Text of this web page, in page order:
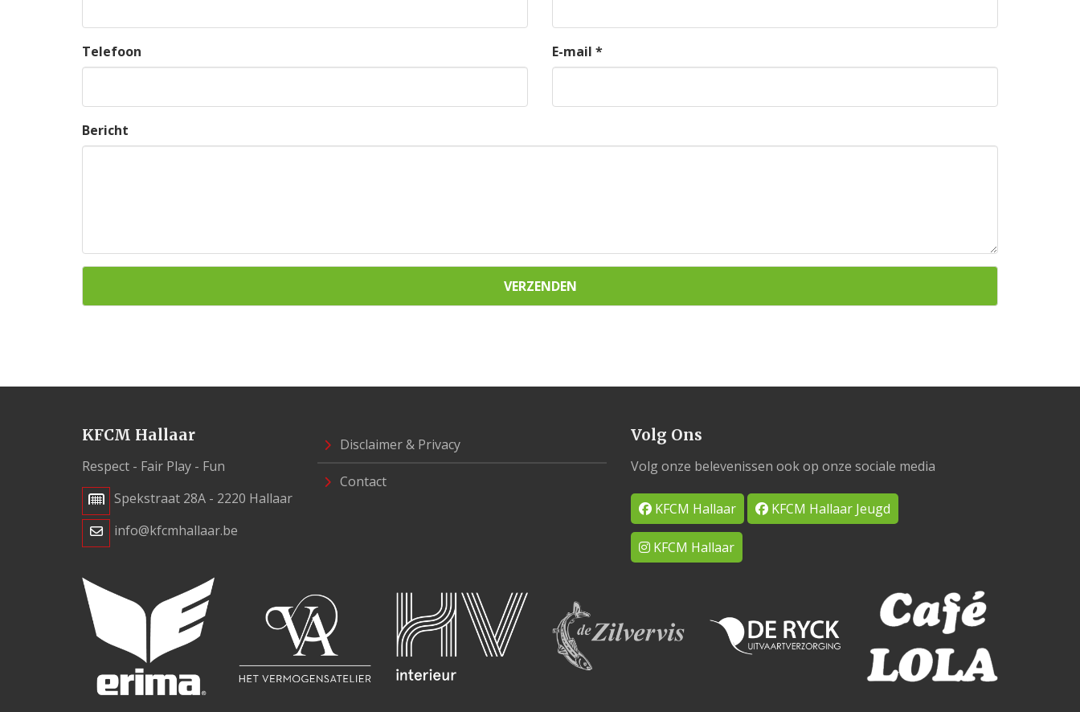
Telefoon E-mail *
Bericht
KFCM Hallaar
Respect - Fair Play - Fun
Spekstraat 28A - 2220 Hallaar
info@kfcmhallaar.be
Disclaimer & Privacy
Contact
Volg Ons
Volg onze belevenissen ook op onze sociale media
KFCM Hallaar KFCM Hallaar Jeugd
KFCM Hallaar